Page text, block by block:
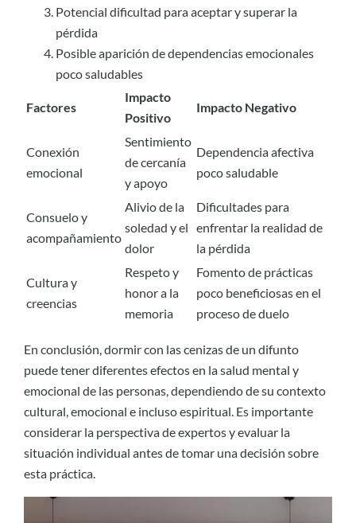
Potencial dificultad para aceptar y superar la
pérdida
Posible aparición de dependencias emocionales
poco saludables
Factores
Impacto
Positivo
Impacto Negativo
Conexión
emocional
Sentimiento
de cercanía
y apoyo
Dependencia afectiva
poco saludable
Consuelo y
acompañamiento
Alivio de la
soledad y el
dolor
Dificultades para
enfrentar la realidad de
la pérdida
Cultura y
creencias
Respeto y
honor a la
memoria
Fomento de prácticas
poco beneficiosas en el
proceso de duelo
En conclusión, dormir con las cenizas de un difunto
puede tener diferentes efectos en la salud mental y
emocional de las personas, dependiendo de su contexto
cultural, emocional e incluso espiritual. Es importante
considerar la perspectiva de expertos y evaluar la
situación individual antes de tomar una decisión sobre
esta práctica.